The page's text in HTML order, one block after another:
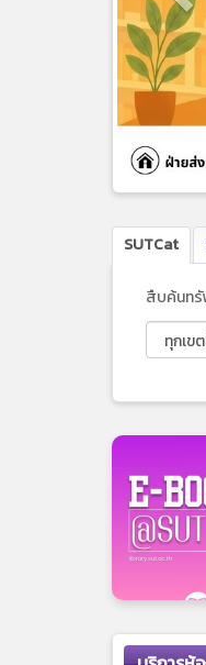
SUTCat
สืบค้นทรั